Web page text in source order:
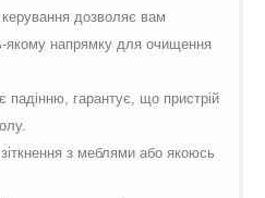
керування дозволяє вам
якому напрямку для очищення
падінню, гарантує, що пристрій
з меблями або якоюсь